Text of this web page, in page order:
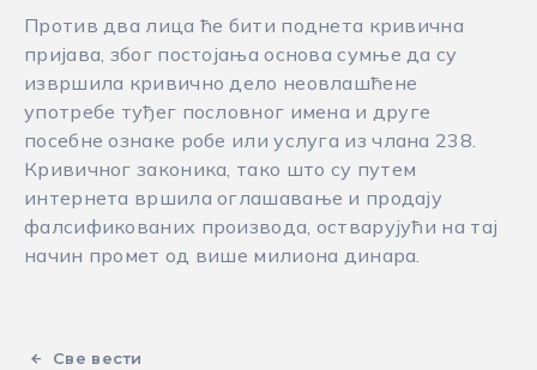
Против два лица ће бити поднета кривична
пријава, због постојања основа сумње да су
извршилa кривично дело неовлашћене
употребе туђег пословног имена и друге
посебне ознаке робе или услуга из члaна 238.
Кривичног законика, тако што су путем
интернета вршилa оглашавање и продају
фалсификованих производа, остварујући на тај
начин промет од више милиона динара.
Све вести